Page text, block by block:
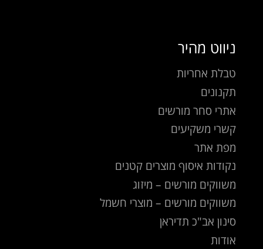
ניווט מהיר
טבלת אחריות
תקנונים
אתרי סחר מורשים
קשרי משקיעים
מפת אתר
נקודות איסוף מוצרים קטנים
משווקים מורשים – מיזוג
משווקים מורשים – מוצרי חשמל
סינון אב"כ תדיראן
אודות